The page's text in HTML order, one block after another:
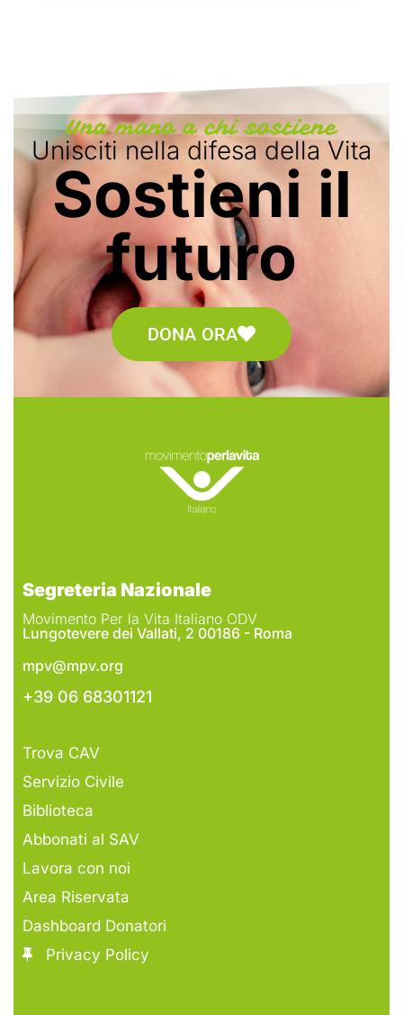
Una mano a chi sostiene
Unisciti nella difesa della Vita
Sostieni il
futuro
DONA ORA
Segreteria Nazionale
Movimento Per la Vita Italiano ODV
Lungotevere dei Vallati, 2 00186 - Roma
mpv@mpv.org
+39 06 68301121
Trova CAV
Servizio Civile
Biblioteca
Abbonati al SAV
Lavora con noi
Area Riservata
Dashboard Donatori
Privacy Policy